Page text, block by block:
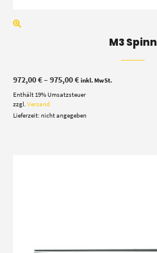
M3 Spinn
972,00€–975,00€Preisspanne:
bis
inkl. MwSt.
Enthält 19% Umsatzsteuer
zzgl.Versand
Lieferzeit: nicht angegeben